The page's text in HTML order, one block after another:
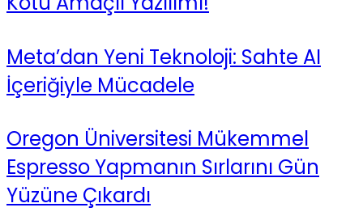
Meta’dan Yeni Teknoloji: Sahte AI
İçeriğiyle Mücadele
Oregon Üniversitesi Mükemmel
Espresso Yapmanın Sırlarını Gün
Yüzüne Çıkardı